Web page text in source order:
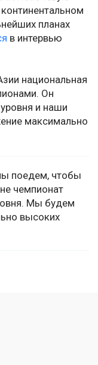
планах
в интервью
национальная
Он
и наши
максимально
поедем, чтобы
чемпионат
Мы будем
высоких